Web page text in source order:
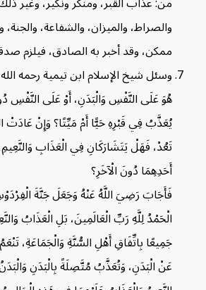
والصراط، والميزان، والشفاعة، والجنة،
ممكن، وقد أخبر به الصادق، فيلزم صدقه»[25]
وسئل شيخ الإسلام ابن تيمية رحمه الله
هُوَ عَلَى النَّفْسِ وَالْبَدَنِ، أَوْ عَلَى النَّفْسِ
يُعَذَّبُ فِي قَبْرِهِ حَيًّا أَمْ مَيِّتًا؟ وَإِنْ عَادَتْ
تَعُدْ، فَهَلْ يَتَشَارَكَانِ فِي الْعَذَابِ
أَحَدِهِمَا دُونَ الْآخَرِ؟
فَأَجَابَ رَضِيَ اللَّهُ عَنْهُ وَجَعَلَ جَنَّةَ الْفِرْدَوْسِ
الْحَمْدُ لِلَّهِ رَبِّ الْعَالَمِينَ، بَلِ الْعَذَابُ
جَمِيعًا بِاتِّفَاقِ أَهْلِ السُّنَّةِ وَالْجَمَاعَةِ،
عَنْ الْبَدَنِ، وَتُعَذَّبُ مُتَّصِلَةً بِالْبَدَنِ